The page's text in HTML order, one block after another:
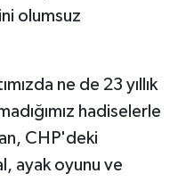
olumsuz
ne de 23 yıllık
hadiselerle
CHP'deki
ayak oyunu ve